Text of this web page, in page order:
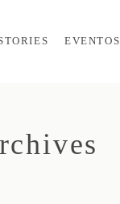
EVENTOS